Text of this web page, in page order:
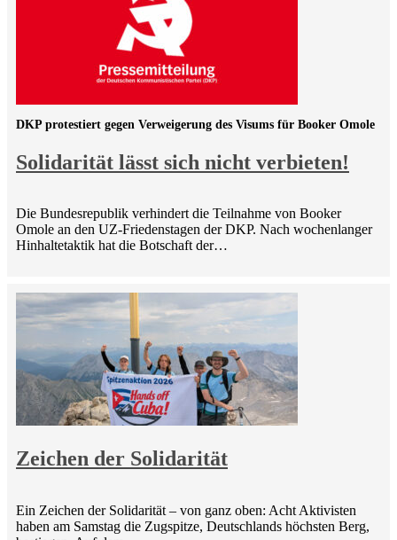
Solidarität lässt sich nicht verbieten!
DKP protestiert gegen Verweigerung des Visums für Booker Omole
Die Bundesrepublik verhindert die Teilnahme von Booker
Omole an den UZ-Friedenstagen der DKP. Nach wochenlanger
Hinhaltetaktik hat die Botschaft der…
Zeichen der Solidarität
Ein Zeichen der Solidarität – von ganz oben: Acht Aktivisten
haben am Samstag die Zugspitze, Deutschlands höchsten Berg,